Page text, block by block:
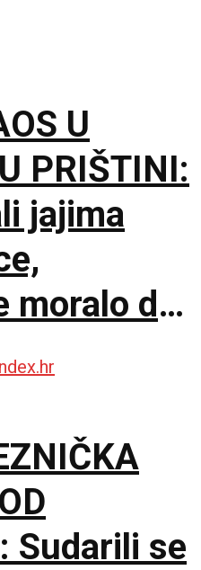
U
PRIŠTINI:
jajima
moralo da
Sudarili se